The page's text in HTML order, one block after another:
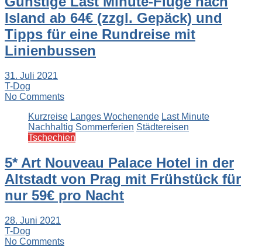
Island ab 64€ (zzgl. Gepäck) und
Tipps für eine Rundreise mit
Linienbussen
31. Juli 2021
T-Dog
No Comments
Kurzreise Langes Wochenende Last Minute
Nachhaltig Sommerferien Städtereisen
Tschechien
5* Art Nouveau Palace Hotel in der
Altstadt von Prag mit Frühstück für
nur 59€ pro Nacht
28. Juni 2021
T-Dog
No Comments